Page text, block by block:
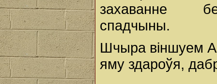
захаванне
спадчыны.
Шчыра віншуем
яму здароўя,